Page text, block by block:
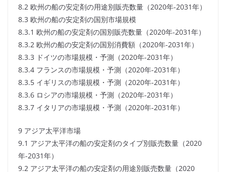
8.2 欧州の船の安定剤の用途別販売数量（2020年-2031年）
8.3 欧州の船の安定剤の国別市場規模
8.3.1 欧州の船の安定剤の国別販売数量（2020年-2031年）
8.3.2 欧州の船の安定剤の国別消費額（2020年-2031年）
8.3.3 ドイツの市場規模・予測（2020年-2031年）
8.3.4 フランスの市場規模・予測（2020年-2031年）
8.3.5 イギリスの市場規模・予測（2020年-2031年）
8.3.6 ロシアの市場規模・予測（2020年-2031年）
8.3.7 イタリアの市場規模・予測（2020年-2031年）
9 アジア太平洋市場
9.1 アジア太平洋の船の安定剤のタイプ別販売数量（2020
年-2031年）
9.2 アジア太平洋の船の安定剤の用途別販売数量（2020